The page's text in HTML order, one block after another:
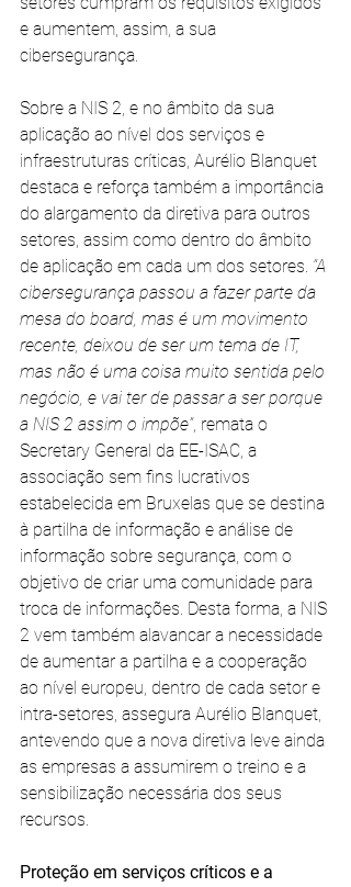
e aumentem, assim, a sua
cibersegurança.
Sobre a NIS 2, e no âmbito da sua
aplicação ao nível dos serviços e
infraestruturas críticas, Aurélio Blanquet
destaca e reforça também a importância
do alargamento da diretiva para outros
setores, assim como dentro do âmbito
de aplicação em cada um dos setores. “A
cibersegurança passou a fazer parte da
mesa do board, mas é um movimento
recente, deixou de ser um tema de IT,
mas não é uma coisa muito sentida pelo
negócio, e vai ter de passar a ser porque
a NIS 2 assim o impõe”, remata o
Secretary General da EE-ISAC, a
associação sem fins lucrativos
estabelecida em Bruxelas que se destina
à partilha de informação e análise de
informação sobre segurança, com o
objetivo de criar uma comunidade para
troca de informações. Desta forma, a NIS
2 vem também alavancar a necessidade
de aumentar a partilha e a cooperação
ao nível europeu, dentro de cada setor e
intra-setores, assegura Aurélio Blanquet,
antevendo que a nova diretiva leve ainda
as empresas a assumirem o treino e a
sensibilização necessária dos seus
recursos.
Proteção em serviços críticos e a